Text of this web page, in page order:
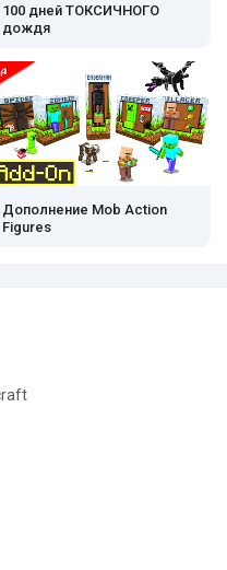
100 дней ТОКСИЧНОГО
дождя
Дополнение Mob Action
Figures